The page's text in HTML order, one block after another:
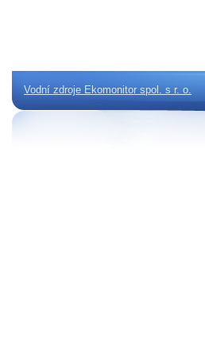
Vodní zdroje Ekomonitor spol. s r. o.